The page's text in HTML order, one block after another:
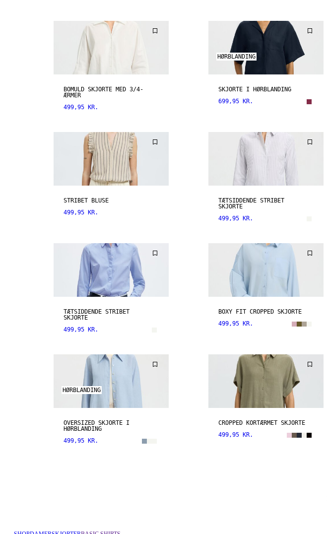
BOMULD SKJORTE MED 3/4-
ÆRMER
499,95 KR.
HØRBLANDING
SKJORTE I HØRBLANDING
699,95 KR.
STRIBET BLUSE
499,95 KR.
TÆTSIDDENDE STRIBET
SKJORTE
499,95 KR.
TÆTSIDDENDE STRIBET
SKJORTE
499,95 KR.
BOXY FIT CROPPED SKJORTE
499,95 KR.
HØRBLANDING
OVERSIZED SKJORTE I
HØRBLANDING
499,95 KR.
CROPPED KORTÆRMET SKJORTE
499,95 KR.